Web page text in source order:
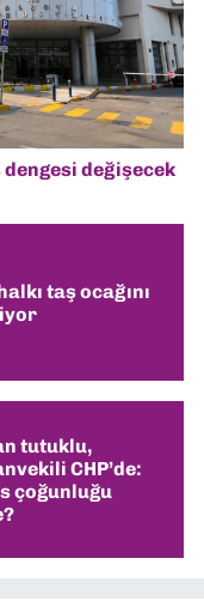
değişecek
taş ocağını
tutuklu,
CHP’de:
çoğunluğu